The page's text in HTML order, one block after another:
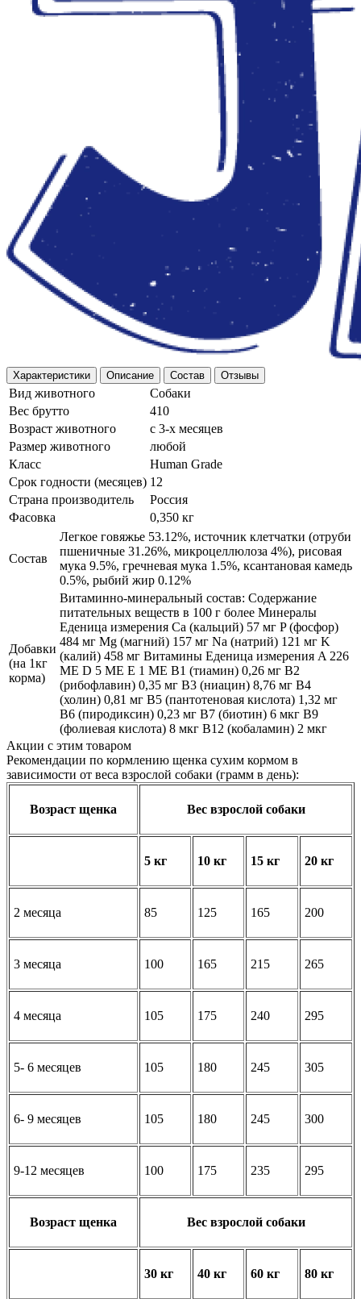
Характеристики Описание Состав Отзывы
Вид животного
Собаки
Вес брутто
410
Возраст животного
с 3-х месяцев
Размер животного
любой
Класс
Human Grade
Срок годности (месяцев) 12
Страна производитель
Россия
Фасовка
0,350 кг
Состав
Легкое говяжье 53.12%, источник клетчатки (отруби
пшеничные 31.26%, микроцеллюлоза 4%), рисовая
мука 9.5%, гречневая мука 1.5%, ксантановая камедь
0.5%, рыбий жир 0.12%
Добавки
(на 1кг
корма)
Витаминно-минеральный состав: Содержание
питательных веществ в 100 г более Минералы
Еденица измерения Ca (кальций) 57 мг P (фосфор)
484 мг Mg (магний) 157 мг Na (натрий) 121 мг K
(калий) 458 мг Витамины Еденица измерения A 226
МЕ D 5 МЕ E 1 МЕ В1 (тиамин) 0,26 мг В2
(рибофлавин) 0,35 мг В3 (ниацин) 8,76 мг В4
(холин) 0,81 мг В5 (пантотеновая кислота) 1,32 мг
В6 (пиродиксин) 0,23 мг В7 (биотин) 6 мкг В9
(фолиевая кислота) 8 мкг В12 (кобаламин) 2 мкг
Акции с этим товаром
Рекомендации по кормлению щенка сухим кормом в
зависимости от веса взрослой собаки (грамм в день):
Возраст щенка Вес взрослой собаки
5 кг 10 кг 15 кг 20 кг
2 месяца 85 125 165 200
3 месяца 100 165 215 265
4 месяца 105 175 240 295
5- 6 месяцев 105 180 245 305
6- 9 месяцев 105 180 245 300
9-12 месяцев 100 175 235 295
Возраст щенка Вес взрослой собаки
30 кг 40 кг 60 кг 80 кг